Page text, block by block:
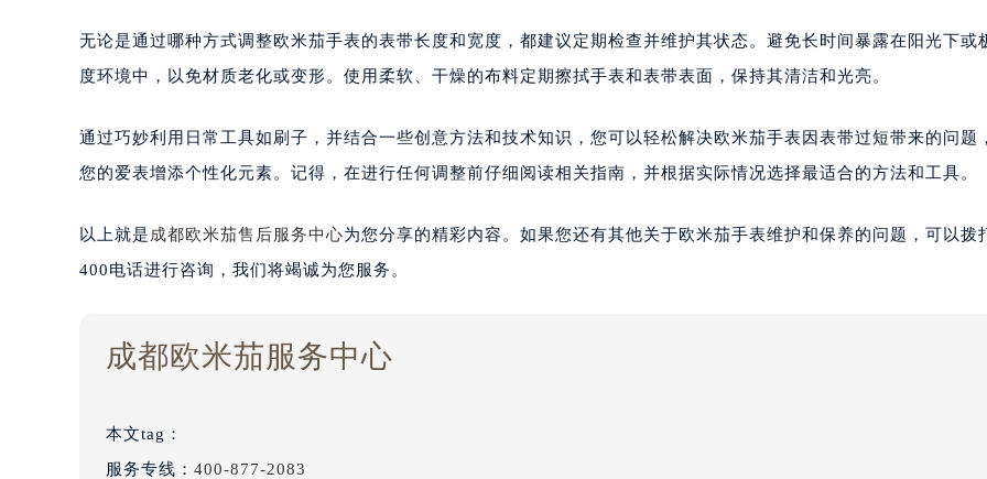
无论是通过哪种方式调整欧米茄手表的表带长度和宽度，都建议定期检查并维护其状态。避免长时间暴露在阳光下或
度环境中，以免材质老化或变形。使用柔软、干燥的布料定期擦拭手表和表带表面，保持其清洁和光亮。
通过巧妙利用日常工具如刷子，并结合一些创意方法和技术知识，您可以轻松解决欧米茄手表因表带过短带来的问题
您的爱表增添个性化元素。记得，在进行任何调整前仔细阅读相关指南，并根据实际情况选择最适合的方法和工具。
以上就是 成都欧米茄售后服务中心为您分享的精彩内容。如果您还有其他关于欧米茄手表维护和保养的问题，可以拨
400电话进行咨询，我们将竭诚为您服务。
成都欧米茄服务中心
本文tag：
服务专线： 400-877-2083